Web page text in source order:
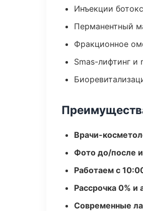
Инъекции
Перманентный
Фракционное
Smas-лифтинг и
Врачи-
Фото до/после
Работаем с
Рассрочка 0% и
Современные